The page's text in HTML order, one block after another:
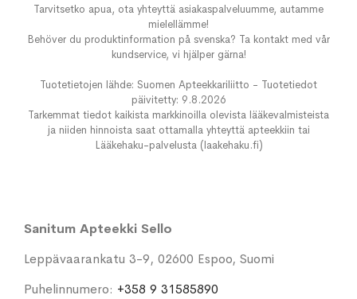
Tarvitsetko apua, ota yhteyttä asiakaspalveluumme, autamme
mielellämme!
Behöver du produktinformation på svenska? Ta kontakt med vår
kundservice, vi hjälper gärna!
Tuotetietojen lähde: Suomen Apteekkariliitto - Tuotetiedot
päivitetty: 9.8.2026
Tarkemmat tiedot kaikista markkinoilla olevista lääkevalmisteista
ja niiden hinnoista saat ottamalla yhteyttä apteekkiin tai
Lääkehaku-palvelusta (laakehaku.fi)
Sanitum Apteekki Sello
Leppävaarankatu 3-9, 02600 Espoo, Suomi
Puhelinnumero: +358 9 31585890